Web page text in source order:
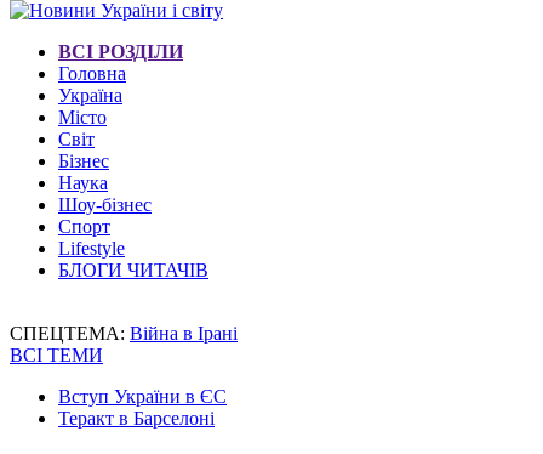
ВСІ РОЗДІЛИ
Головна
Україна
Місто
Світ
Бізнес
Наука
Шоу-бізнес
Спорт
Lifestyle
БЛОГИ ЧИТАЧІВ
СПЕЦТЕМА: Війна в Ірані
ВСІ ТЕМИ
Вступ України в ЄС
Теракт в Барселоні